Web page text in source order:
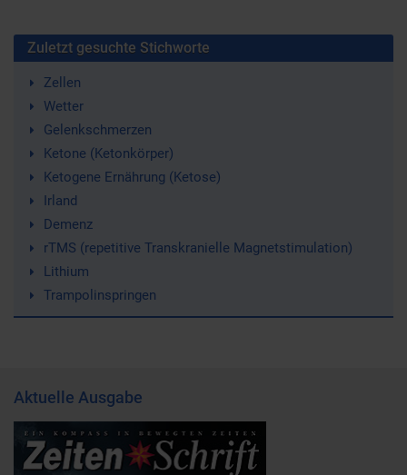
Zuletzt gesuchte Stichworte
Zellen
Wetter
Gelenkschmerzen
Ketone (Ketonkörper)
Ketogene Ernährung (Ketose)
Irland
Demenz
rTMS (repetitive Transkranielle Magnetstimulation)
Lithium
Trampolinspringen
Aktuelle Ausgabe